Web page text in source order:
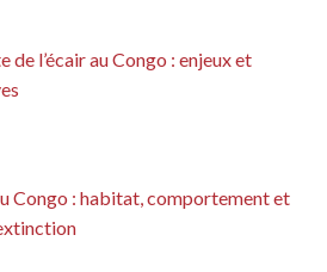
de l’écair au Congo : enjeux et
Congo : habitat, comportement et